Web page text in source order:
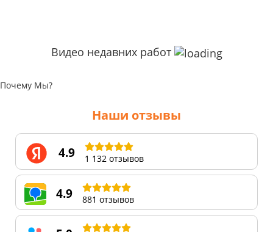
Видео недавних работ
Почему Мы?
Наши отзывы
4.9 1 132 отзывов
4.9 881 отзывов